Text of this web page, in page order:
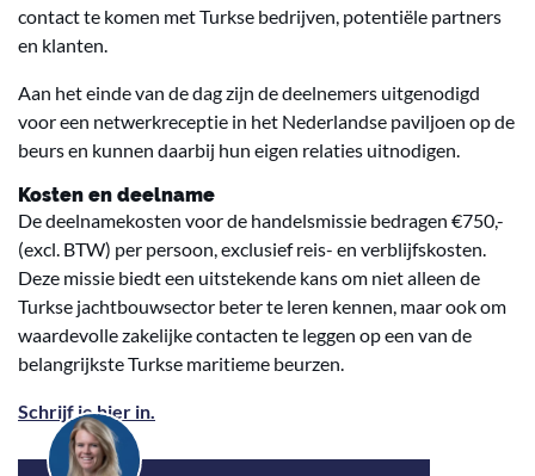
contact te komen met Turkse bedrijven, potentiële partners
en klanten.
Aan het einde van de dag zijn de deelnemers uitgenodigd
voor een netwerkreceptie in het Nederlandse paviljoen op de
beurs en kunnen daarbij hun eigen relaties uitnodigen.
Kosten en deelname
De deelnamekosten voor de handelsmissie bedragen €750,-
(excl. BTW) per persoon, exclusief reis- en verblijfskosten.
Deze missie biedt een uitstekende kans om niet alleen de
Turkse jachtbouwsector beter te leren kennen, maar ook om
waardevolle zakelijke contacten te leggen op een van de
belangrijkste Turkse maritieme beurzen.
Schrijf je hier in.